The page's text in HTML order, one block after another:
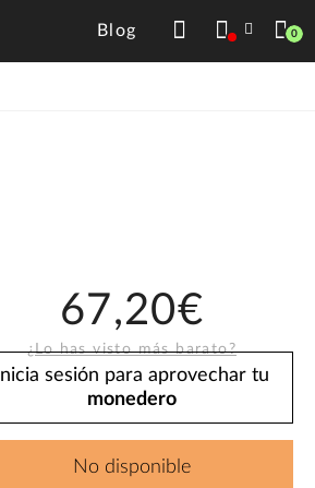
Blog 0
67,20€
¿Lo has visto más barato?
Inicia sesión para aprovechar tu
monedero
No disponible